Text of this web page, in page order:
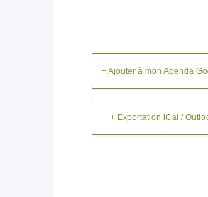
+ Ajouter à mon Agenda
+ Exportation iCal /